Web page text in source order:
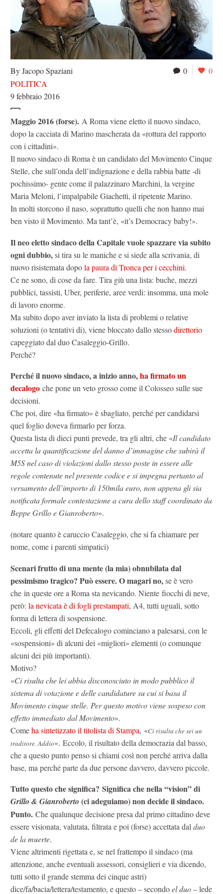
0 0
By Jacopo Spaziani
POLITICA
9 febbraio 2016
Maggio 2016 (forse). A Roma viene eletto il nuovo sindaco,
dopo la cacciata di Marino mascherata da «rottura del rapporto
con i cittadini».
Il nuovo sindaco di Roma è un candidato del Movimento Cinque
Stelle, che sull’onda dell’indignazione e della rabbia batte -di
pochissimo- gente come il palazzinaro Marchini, la vergine
Maria Meloni, l’impalpabile Giachetti, il ripetente Marino.
In molti storcono il naso, soprattutto quelli che non hanno mai
ben visto il Movimento. Ma tant’è, «it’s Democracy baby!».
Il neo eletto sindaco della Capitale vuole spazzare via subito
ogni dubbio,si tira su le maniche e si siede alla scrivania, di
nuovo risistemata dopola paura di Tronca per i cecchini.
Ce ne sono, di cose da fare. Tira giù una lista: buche, mezzi
pubblici, tassisti, Uber, periferie, aree verdi: insomma, una mole
di lavoro enorme.
Ma subito dopo aver inviato la lista di problemi o relative
soluzioni (o tentativi di), viene bloccato dallo stessodirettorio
capeggiato dal duo Casaleggio-Grillo.
Perché?
Perché il nuovo sindaco, a inizio anno,ha firmato un
decalogo che pone un veto grosso come il Colosseo sulle sue
decisioni.
Che poi, dire «ha firmato» è sbagliato, perché per candidarsi
quel foglio doveva firmarlo per forza.
Questa lista di dieci punti prevede, tra gli altri, che «Il candidato
accetta la quantificazione del danno d’immagine che subirà il
M5S nel caso di violazioni dallo stesso poste in essere alle
regole contenute nel presente codice e si impegna pertanto al
versamento dell’importo di 150mila euro, non appena gli sia
notificata formale contestazione a cura dello staff coordinato da
Beppe Grillo e Gianroberto».
(notare quanto è caruccio Casaleggio, che si fa chiamare per
nome, come i parenti simpatici)
Scenari frutto di una mente (la mia) obnubilata dal
pessimismo tragico? Può essere. O magari no,se è vero
che in queste ore a Roma sta nevicando. Niente fiocchi di neve,
però: la nevicata è di fogli prestampati, A4, tutti uguali, sotto
forma di lettera di sospensione.
Eccoli, gli effetti del Defecalogo cominciano a palesarsi, con le
«sospensioni» di alcuni dei «migliori» elementi (o comunque
alcuni dei più importanti).
Motivo?
«Ci risulta che lei abbia disconosciuto in modo pubblico il
sistema di votazione e delle candidature su cui si basa il
Movimento cinque stelle. Per questo motivo viene sospeso con
effetto immediato dal Movimento».
Comeha sintetizzato il titolista di Stampa, «Ci risulta che sei un
traditore. Addio». Eccolo, il risultato della democrazia dal basso,
che a questo punto penso si chiami così non perché arriva dalla
base, ma perché parte da due persone davvero, davvero piccole.
Tutto questo che significa? Significa che nella “vision” di
Grillo & Gianroberto (ci adeguiamo) non decide il sindaco.
Punto. Che qualunque decisione presa dal primo cittadino deve
essere visionata, valutata, filtrata e poi (forse) accettata dal duo
de la muerte.
Viene altrimenti rigettata e, se nel frattempo il sindaco (ma
attenzione, anche eventuali assessori, consiglieri e via dicendo,
tutti sotto il grande stemma dei cinque astri)
dice/fa/bacia/lettera/testamento, e questo – secondoel duo– lede